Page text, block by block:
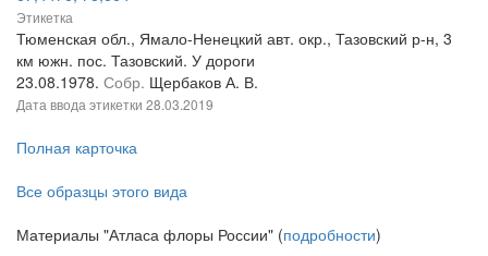
Этикетка
Тюменская обл., Ямало-Ненецкий авт. окр., Тазовский р-н, 3
км южн. пос. Тазовский. У дороги
23.08.1978. Собр. Щербаков А. В.
Дата ввода этикетки 28.03.2019
Полная карточка
Все образцы этого вида
Материалы "Атласа флоры России" (подробности)